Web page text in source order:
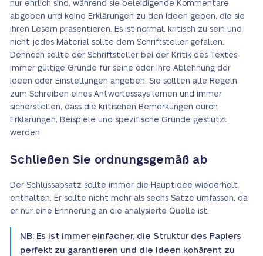
nur ehrlich sind, während sie beleidigende Kommentare
abgeben und keine Erklärungen zu den Ideen geben, die sie
ihren Lesern präsentieren. Es ist normal, kritisch zu sein und
nicht jedes Material sollte dem Schriftsteller gefallen.
Dennoch sollte der Schriftsteller bei der Kritik des Textes
immer gültige Gründe für seine oder ihre Ablehnung der
Ideen oder Einstellungen angeben. Sie sollten alle Regeln
zum Schreiben eines Antwortessays lernen und immer
sicherstellen, dass die kritischen Bemerkungen durch
Erklärungen, Beispiele und spezifische Gründe gestützt
werden.
Schließen Sie ordnungsgemäß ab
Der Schlussabsatz sollte immer die Hauptidee wiederholt
enthalten. Er sollte nicht mehr als sechs Sätze umfassen, da
er nur eine Erinnerung an die analysierte Quelle ist.
NB: Es ist immer einfacher, die Struktur des Papiers
perfekt zu garantieren und die Ideen kohärent zu